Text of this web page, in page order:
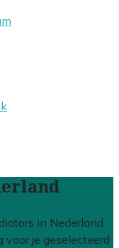
in Nederland.
voor je geselecteerd